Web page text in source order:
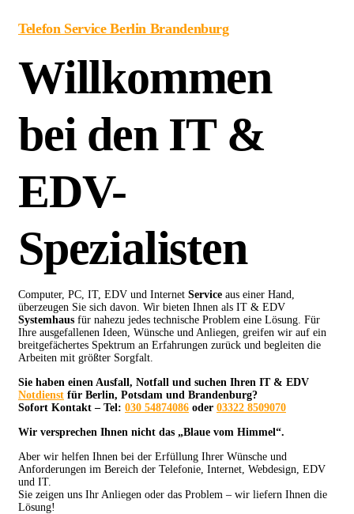
Telefon Service Berlin Brandenburg
Willkommen
bei den IT &
EDV-
Spezialisten
Computer, PC, IT, EDV und Internet Service aus einer Hand,
überzeugen Sie sich davon. Wir bieten Ihnen als IT & EDV
Systemhaus für nahezu jedes technische Problem eine Lösung. Für
Ihre ausgefallenen Ideen, Wünsche und Anliegen, greifen wir auf ein
breitgefächertes Spektrum an Erfahrungen zurück und begleiten die
Arbeiten mit größter Sorgfalt.
Sie haben einen Ausfall, Notfall und suchen Ihren IT & EDV
Notdienst für Berlin, Potsdam und Brandenburg?
Sofort Kontakt – Tel: 030 54874086 oder 03322 8509070
Wir versprechen Ihnen nicht das „Blaue vom Himmel“.
Aber wir helfen Ihnen bei der Erfüllung Ihrer Wünsche und
Anforderungen im Bereich der Telefonie, Internet, Webdesign, EDV
und IT.
Sie zeigen uns Ihr Anliegen oder das Problem – wir liefern Ihnen die
Lösung!